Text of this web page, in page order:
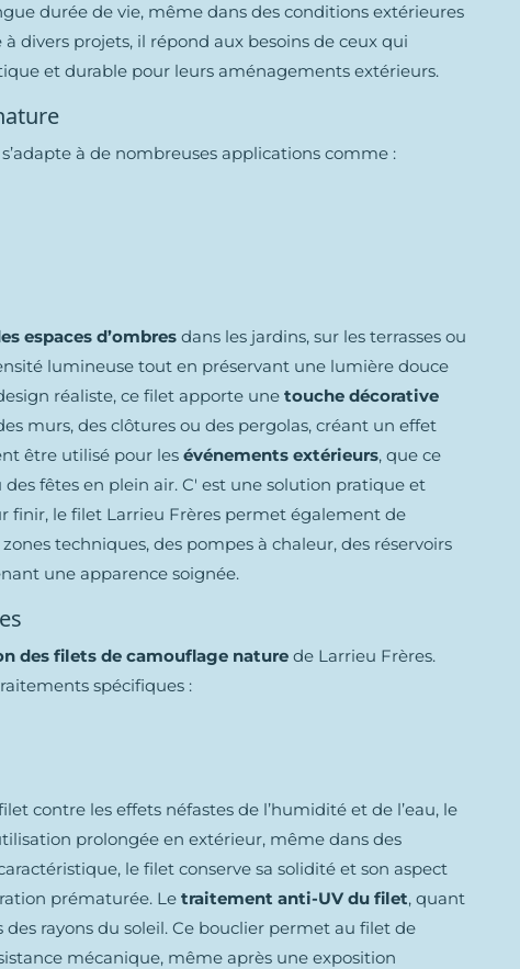
durée de vie, même dans des conditions extérieures
divers projets, il répond aux besoins de ceux qui
et durable pour leurs aménagements extérieurs.
s’adapte à de nombreuses applications comme :
espaces d’ombres dans les jardins, sur les terrasses ou
lumineuse tout en préservant une lumière douce
réaliste, ce filet apporte une touche décorative
murs, des clôtures ou des pergolas, créant un effet
être utilisé pour les événements extérieurs, que ce
fêtes en plein air. C' est une solution pratique et
finir, le filet Larrieu Frères permet également de
techniques, des pompes à chaleur, des réservoirs
une apparence soignée.
des filets de camouflage nature de Larrieu Frères.
spécifiques :
contre les effets néfastes de l’humidité et de l’eau, le
prolongée en extérieur, même dans des
le filet conserve sa solidité et son aspect
prématurée. Le traitement anti-UV du filet, quant
rayons du soleil. Ce bouclier permet au filet de
mécanique, même après une exposition